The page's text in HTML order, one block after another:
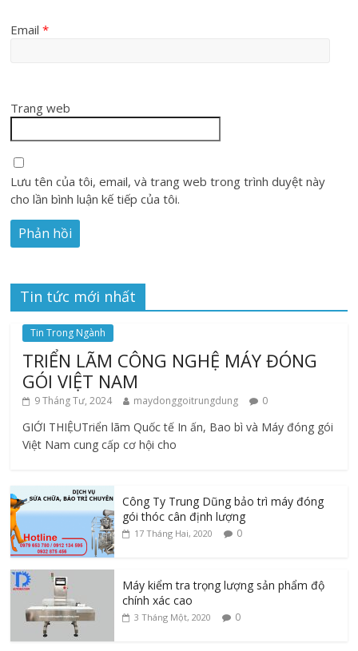
Email*
Trang web
Lưu tên của tôi, email, và trang web trong trình duyệt này
cho lần bình luận kế tiếp của tôi.
Tin tức mới nhất
Tin Trong Ngành
TRIỂN LÃM CÔNG NGHỆ MÁY ĐÓNG
GÓI VIỆT NAM
9 Tháng Tư, 2024 maydonggoitrungdung 0
GIỚI THIỆUTriển lãm Quốc tế In ấn, Bao bì và Máy đóng gói
Việt Nam cung cấp cơ hội cho
Công Ty Trung Dũng bảo trì máy đóng
gói thóc cân định lượng
17 Tháng Hai, 2020 0
Máy kiểm tra trọng lượng sản phẩm độ
chính xác cao
3 Tháng Một, 2020 0